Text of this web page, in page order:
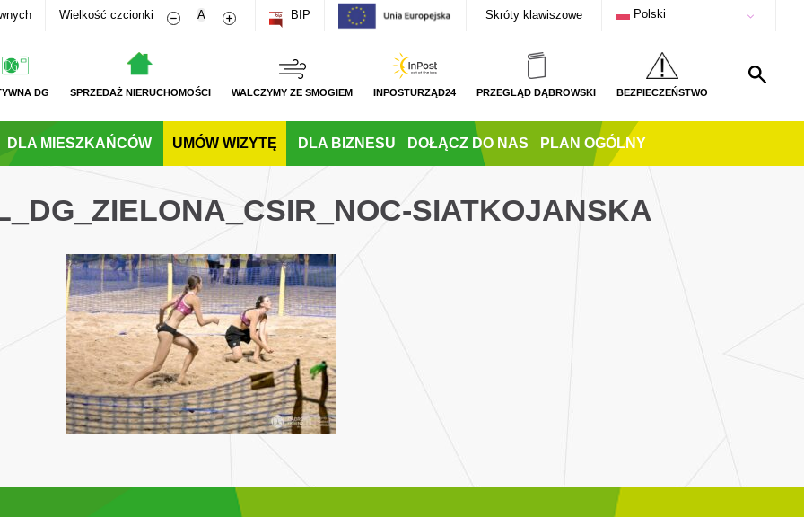
Wielkość czcionki Zmniejsz rozmiar czcionki
A Zwiększ rozmiar czcionki
BIP Skróty klawiszowe Polski
DG SPRZEDAŻ NIERUCHOMOŚCI WALCZYMY ZE SMOGIEM INPOSTURZĄD24 PRZEGLĄD DĄBROWSKI BEZPIECZEŃSTWO
DLA MIESZKAŃCÓW UMÓW WIZYTĘ DLA BIZNESU DOŁĄCZ DO NAS PLAN OGÓLNY
SIATKOJANSKA